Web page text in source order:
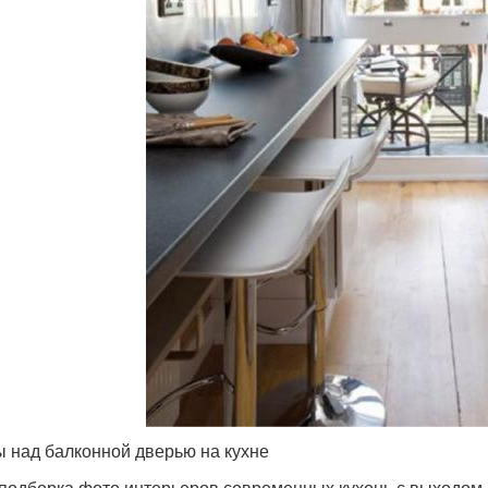
балконной дверью на кухне